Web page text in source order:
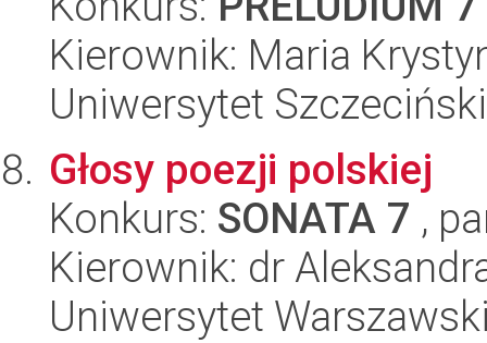
Kierownik: Maria
Uniwersytet
Głosy poezji polskiej
Konkurs: SONATA 7 ,
Kierownik: dr
Uniwersytet